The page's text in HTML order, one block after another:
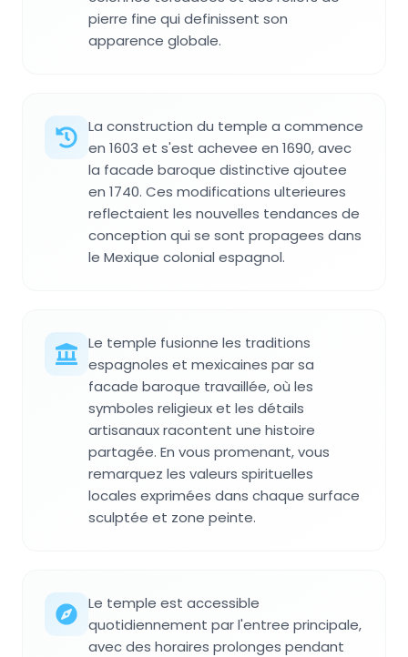
pierre fine qui definissent son
apparence globale.
La construction du temple a commence
en 1603 et s'est achevee en 1690, avec
la facade baroque distinctive ajoutee
en 1740. Ces modifications ulterieures
reflectaient les nouvelles tendances de
conception qui se sont propagees dans
le Mexique colonial espagnol.
Le temple fusionne les traditions
espagnoles et mexicaines par sa
facade baroque travaillée, où les
symboles religieux et les détails
artisanaux racontent une histoire
partagée. En vous promenant, vous
remarquez les valeurs spirituelles
locales exprimées dans chaque surface
sculptée et zone peinte.
Le temple est accessible
quotidiennement par l'entree principale,
avec des horaires prolonges pendant